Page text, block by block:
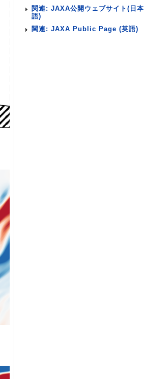
関連: JAXA公開ウェブサイト(日本
語)
関連: JAXA Public Page (英語)